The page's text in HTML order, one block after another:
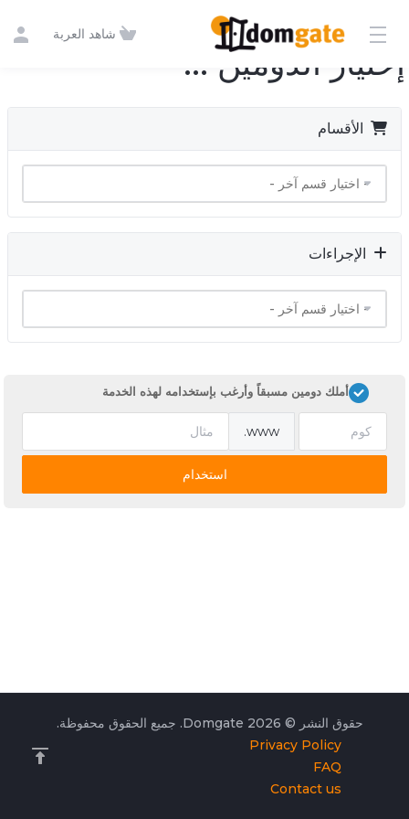
شاهد العربة
إختيار الدومين ...
الأقسام
الإجراءات
أملك دومين مسبقاً وأرغب بإستخدامه لهذه الخدمة
www.
استخدام
حقوق النشر © 2026 Domgate. جميع الحقوق محفوظة.
Privacy Policy
FAQ
Contact us